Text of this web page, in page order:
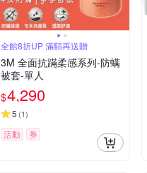
全館8折UP 滿額再送贈
3M 全面抗蹣柔感系列-防螨
被套-單人
$4,290
5 (1)
活動 券